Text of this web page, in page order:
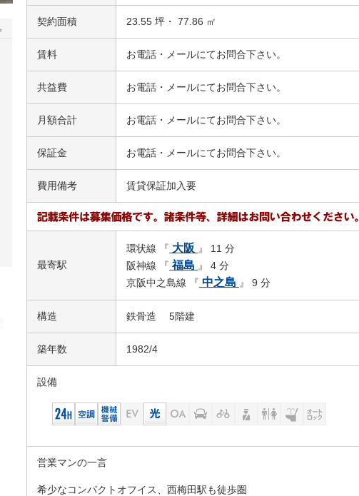
契約面積 23.55 坪・ 77.86 ㎡
賃料 お電話・メールにてお問合下さい。
共益費 お電話・メールにてお問合下さい。
月額合計 お電話・メールにてお問合下さい。
保証金 お電話・メールにてお問合下さい。
費用備考 賃貸保証加入要
最寄駅
環状線 『 大阪 』 11 分
阪神線 『 福島 』 4 分
京阪中之島線 『 中之島 』 9 分
構造 鉄骨造 5階建
築年数 1982/4
設備
営業マンの一言
希少なコンパクトオフイス、西梅田駅も徒歩圏